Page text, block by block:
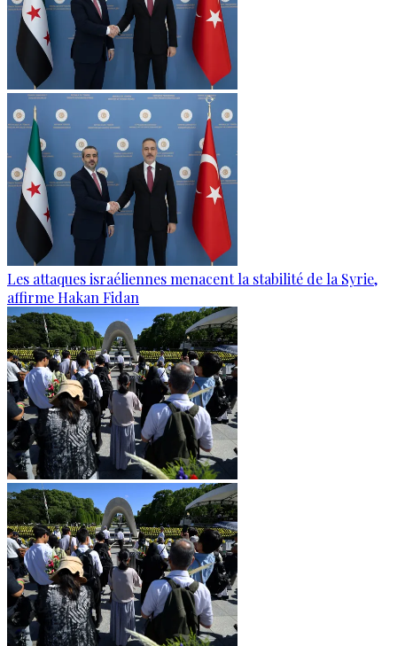
Les attaques israéliennes menacent la stabilité de la Syrie,
affirme Hakan Fidan